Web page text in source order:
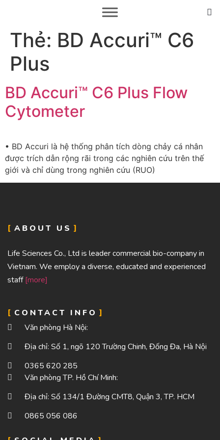
Thẻ: BD Accuri™ C6
Plus
BD Accuri™ C6 Plus Flow
Cytometer
• BD Accuri là hệ thống phân tích dòng chảy cá nhân
được trích dẫn rộng rãi trong các nghiên cứu trên thế
giới và chỉ dùng trong nghiên cứu (RUO)
ABOUT US
Life Sciences Co., Ltd is leader commercial bio-company in
Vietnam. We employ a diverse, educated and experienced
staff[more]
CONTACT INFO
Văn phòng Hà Nội:
Địa chỉ: Số 1, ngõ 120 Trường Chinh, Đống Đa, Hà Nội
0365 620 285
Văn phòng TP. Hồ Chí Minh:
Địa chỉ: Số 134/1 Đường CMT8, Quận 3, TP. HCM
0865 056 086